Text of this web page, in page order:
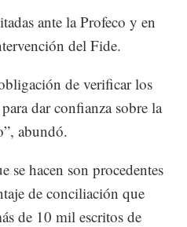
ante la Profeco y en
del Fide.
de verificar los
dar confianza sobre la
abundó.
se hacen son procedentes
de conciliación que
de 10 mil escritos de